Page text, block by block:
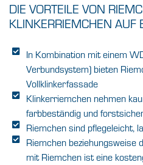
DIE VORTEILE VON
KLINKERRIEMCHEN AUF
In Kombination mit einem
Verbundsystem) bieten
Vollklinkerfassade
Klinkerriemchen nehmen
farbbeständig und
Riemchen sind pflegeleicht,
Riemchen beziehungsweise
mit Riemchen ist eine